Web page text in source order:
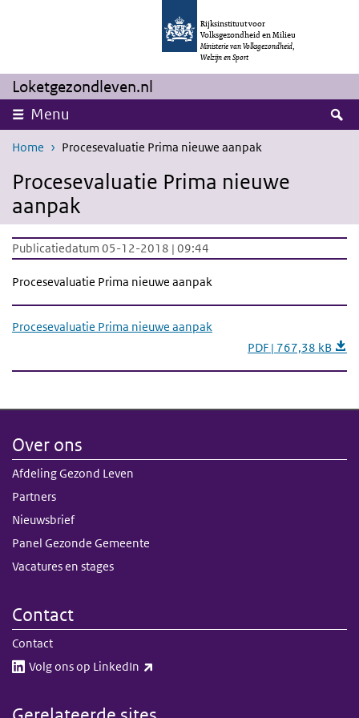
Overslaan en naar de inhoud gaan
Rijksinstituut voor
Volksgezondheid en Milieu
Ministerie van Volksgezondheid,
Welzijn en Sport
Loketgezondleven.nl
Menu
Home Procesevaluatie Prima nieuwe aanpak
Procesevaluatie Prima nieuwe
aanpak
Publicatiedatum 05-12-2018 | 09:44
Procesevaluatie Prima nieuwe aanpak
Procesevaluatie Prima nieuwe aanpak
PDF | 767,38 kB
Over ons
Afdeling Gezond Leven
Partners
Nieuwsbrief
Panel Gezonde Gemeente
Vacatures en stages
Contact
Contact
Volg ons op LinkedIn​​